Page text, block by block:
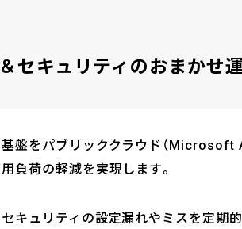
セキュリティのおまかせ
盤をパブリッククラウド（Microsoft
負荷の軽減を実現します。
キュリティの設定漏れやミスを定期